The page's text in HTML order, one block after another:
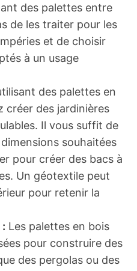
des palettes entre
de les traiter pour les
et de choisir
à un usage
des palettes en
créer des jardinières
Il vous suffit de
souhaitées
pour créer des bacs à
Un géotextile peut
pour retenir la
Les palettes en bois
pour construire des
des pergolas ou des